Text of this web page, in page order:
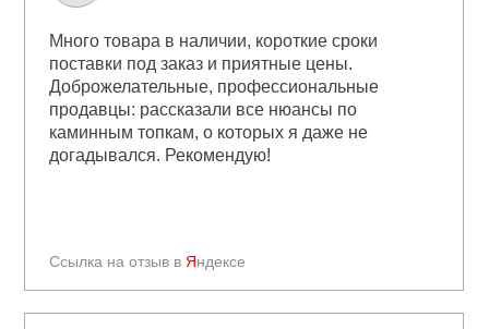
Ссылка на отзыв в Яндексе
Много товара в наличии, короткие сроки
поставки под заказ и приятные цены.
Доброжелательные, профессиональные
продавцы: рассказали все нюансы по
каминным топкам, о которых я даже не
догадывался. Рекомендую!